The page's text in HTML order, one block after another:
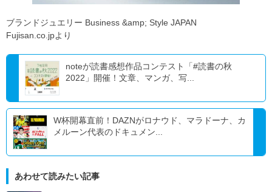
ブランドジュエリー Business &amp; Style JAPAN
Fujisan.co.jpより
noteが読書感想作品コンテスト「#読書の秋
2022」開催！文章、マンガ、写...
W杯開幕直前！DAZNがロナウド、マラドーナ、カ
メルーン代表のドキュメン...
あわせて読みたい記事